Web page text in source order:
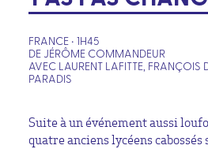
FRANCE • 1H45
DE JÉRÔME COMMANDEUR
AVEC LAURENT LAFITTE, FRANÇOIS
PARADIS
Suite à un événement aussi
quatre anciens lycéens